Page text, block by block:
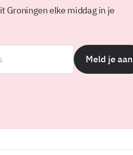
Groningen elke middag in je
Meld je aan